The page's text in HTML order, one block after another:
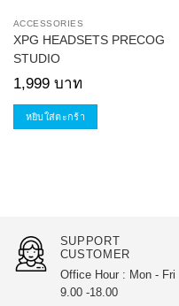
ACCESSORIES
XPG HEADSETS PRECOG
STUDIO
1,999 บาท
หยิบใส่ตะกร้า
บาท
บาท
SUPPORT
CUSTOMER
Office Hour : Mon - Fri
9.00 -18.00